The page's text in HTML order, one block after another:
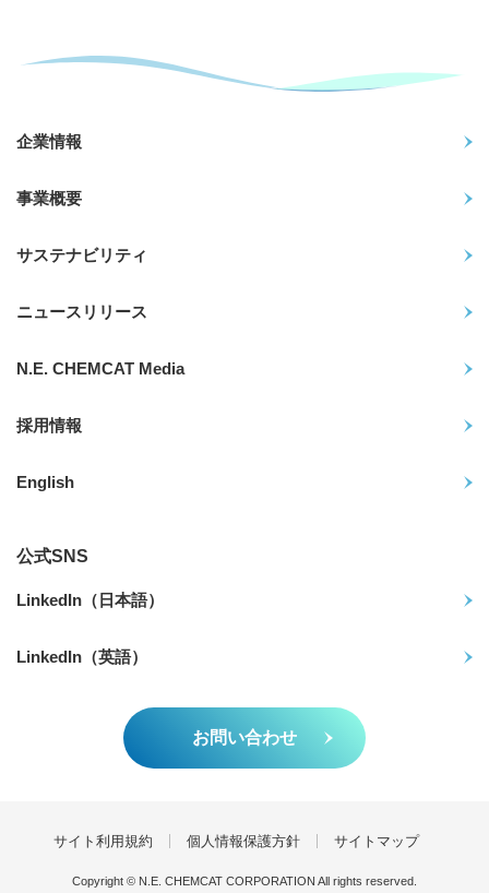
企業情報
事業概要
サステナビリティ
ニュースリリース
N.E. CHEMCAT Media
採用情報
English
公式SNS
LinkedIn（日本語）
LinkedIn（英語）
お問い合わせ
サイト利用規約 個人情報保護方針 サイトマップ
Copyright © N.E. CHEMCAT CORPORATION All rights reserved.